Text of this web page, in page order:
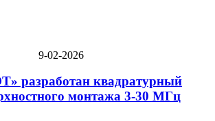
9-02-2026
разработан квадратурный
монтажа 3-30 МГц